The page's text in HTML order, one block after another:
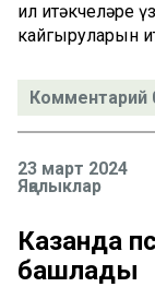
ил җитәкчеләре
кайгыруларын
Комментарий
23 март 2024
Яңалыклар
Казанда
башлады